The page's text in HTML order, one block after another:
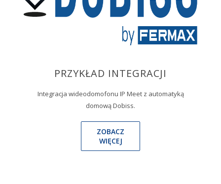
PRZYKŁAD INTEGRACJI
Integracja wideodomofonu IP Meet z automatyką
domową Dobiss.
ZOBACZ
WIĘCEJ